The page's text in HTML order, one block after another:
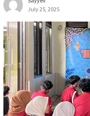
July 25, 2025